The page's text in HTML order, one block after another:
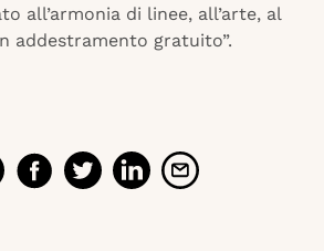
all’armonia di linee, all’arte, al
addestramento gratuito”.